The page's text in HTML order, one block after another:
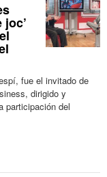
fue el invitado de
dirigido y
participación del